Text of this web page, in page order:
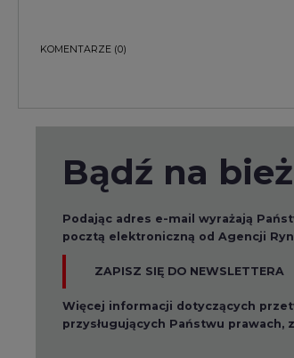
KOMENTARZE (0)
Bądź na
Podając adres e-mail wyrażają
pocztą elektroniczną od Agencji
ZAPISZ SIĘ DO NEWSLETTERA
Więcej informacji dotyczących
przysługujących Państwu prawach,